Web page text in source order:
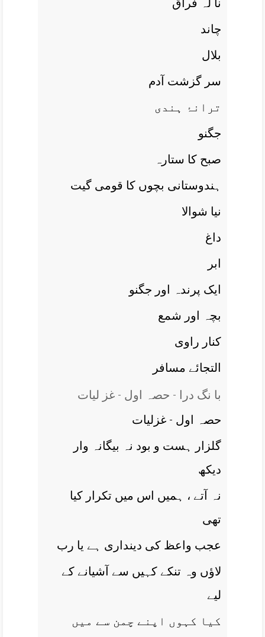
نا لہ فراق
چاند
بلال
سر گزشت آدم
ترانۂ ہندی
جگنو
صبح کا ستارہ
ہندوستانی بچوں کا قومی گيت
نيا شوالا
داغ
ابر
ايک پرندہ اور جگنو
بچہ اور شمع
کنار راوی
التجائے مسافر
با نگ درا - حصہ اول - غز ليات
حصہ اول - غزلیات
گلزار ہست و بود نہ بيگانہ وار
ديکھ
نہ آتے ، ہميں اس ميں تکرار کيا
تھی
عجب واعظ کی دينداری ہے يا رب
لاؤں وہ تنکے کہيں سے آشيانے کے
ليے
کيا کہوں اپنے چمن سے ميں